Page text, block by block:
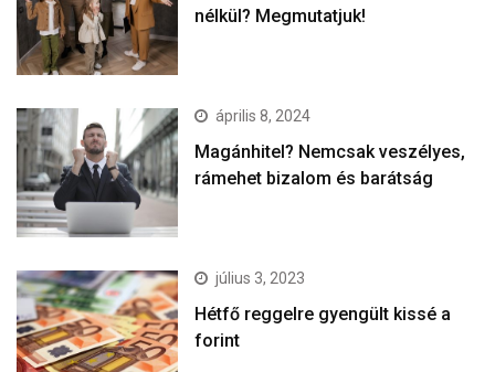
nélkül? Megmutatjuk!
április 8, 2024
Magánhitel? Nemcsak veszélyes,
rámehet bizalom és barátság
július 3, 2023
Hétfő reggelre gyengült kissé a
forint